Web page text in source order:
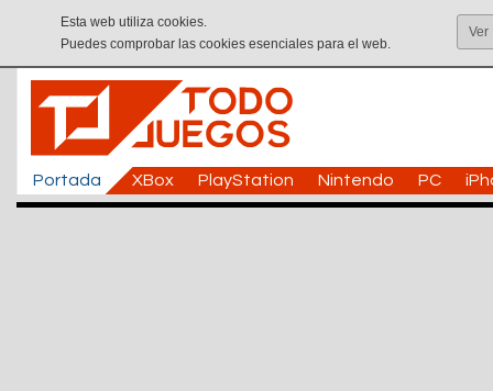
Esta web utiliza cookies.
Puedes comprobar las cookies esenciales para el web.
Ver
Portada XBox PlayStation Nintendo PC